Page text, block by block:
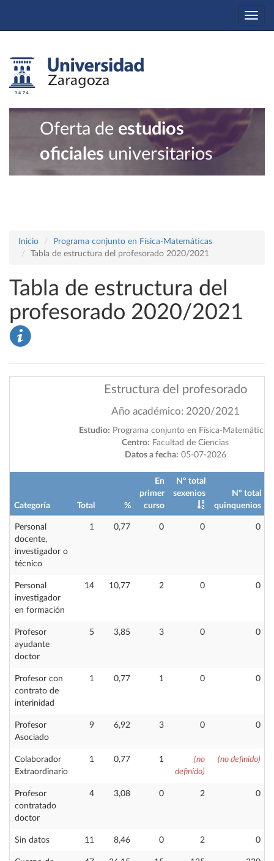
Oferta de estudios
oficiales universitarios
Inicio
Programa conjunto en Física-Matemáticas
Tabla de estructura del profesorado 2020/2021
Tabla de estructura del
profesorado 2020/2021
Estructura del profesorado
Año académico: 2020/2021
Estudio: Programa conjunto en Física-Matemáticas
Centro: Facultad de Ciencias
Datos a fecha: 05-07-2026
Categoría Total %
En
primer
curso
Nº total
sexenios
Nº total
quinquenios
Personal
docente,
investigador o
técnico
1 0,77 0 0 0
Personal
investigador
en formación
14 10,77 2 0 0
Profesor
ayudante
doctor
5 3,85 3 0 0
Profesor con
contrato de
interinidad
1 0,77 1 0 0
Profesor
Asociado
9 6,92 3 0 0
Colaborador
Extraordinario
1 0,77 1
(no
definido)
(no definido)
Profesor
contratado
doctor
4 3,08 0 2 0
Sin datos 11 8,46 0 2 0